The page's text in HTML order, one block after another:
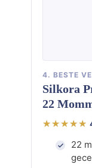
4. BESTE
Silkora
22
22